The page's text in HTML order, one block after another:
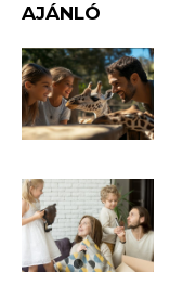
AJÁNLÓ